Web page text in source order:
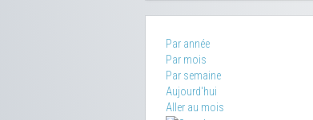
Par année
Par mois
Par semaine
Aujourd'hui
Aller au mois